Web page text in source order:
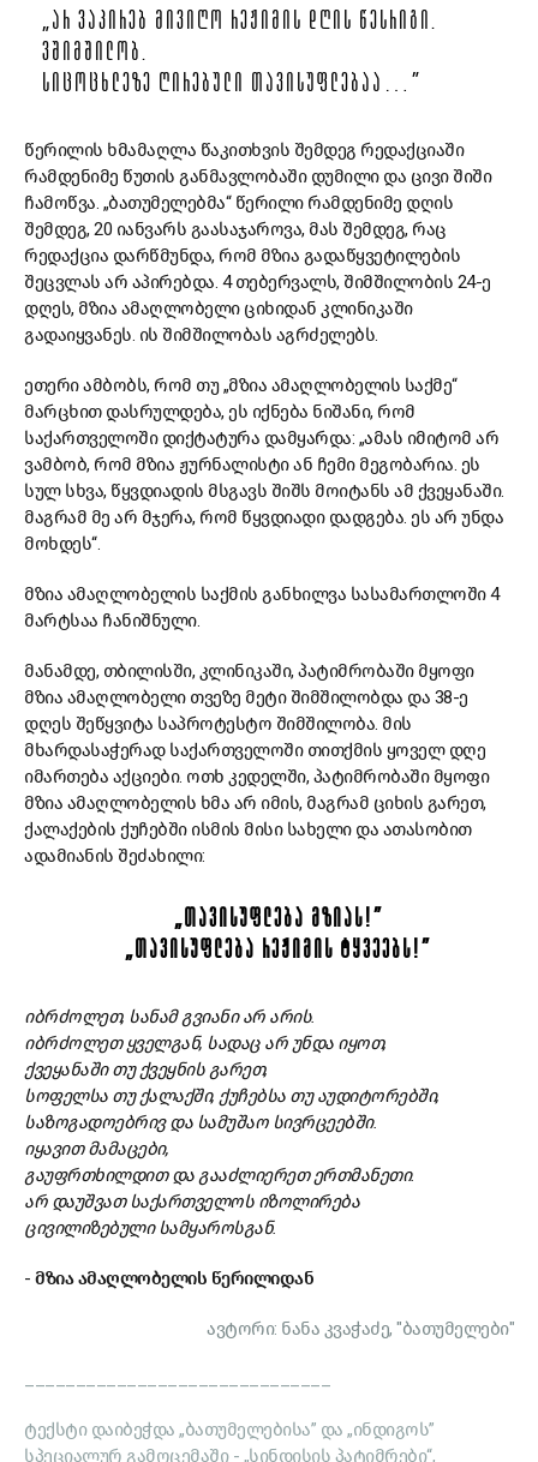
„ᲐᲠ ᲕᲐᲞᲘᲠᲔᲑ ᲛᲘᲕᲘᲦᲝ ᲠᲔᲟᲘᲛᲘᲡ ᲓᲦᲘᲡ ᲬᲔᲡᲠᲘᲒᲘ.
ᲕᲨᲘᲛᲨᲘᲚᲝᲑ.
ᲡᲘᲪᲝᲪᲮᲚᲔᲖᲔ ᲦᲘᲠᲔᲑᲣᲚᲘ ᲗᲐᲕᲘᲡᲣᲤᲚᲔᲑᲐᲐ…”
წერილის ხმამაღლა წაკითხვის შემდეგ რედაქციაში
რამდენიმე წუთის განმავლობაში დუმილი და ცივი შიში
ჩამოწვა. „ბათუმელებმა“ წერილი რამდენიმე დღის
შემდეგ, 20 იანვარს გაასაჯაროვა, მას შემდეგ, რაც
რედაქცია დარწმუნდა, რომ მზია გადაწყვეტილების
შეცვლას არ აპირებდა. 4 თებერვალს, შიმშილობის 24-ე
დღეს, მზია ამაღლობელი ციხიდან კლინიკაში
გადაიყვანეს. ის შიმშილობას აგრძელებს.
ეთერი ამბობს, რომ თუ „მზია ამაღლობელის საქმე“
მარცხით დასრულდება, ეს იქნება ნიშანი, რომ
საქართველოში დიქტატურა დამყარდა: „ამას იმიტომ არ
ვამბობ, რომ მზია ჟურნალისტი ან ჩემი მეგობარია. ეს
სულ სხვა, წყვდიადის მსგავს შიშს მოიტანს ამ ქვეყანაში.
მაგრამ მე არ მჯერა, რომ წყვდიადი დადგება. ეს არ უნდა
მოხდეს“.
მზია ამაღლობელის საქმის განხილვა სასამართლოში 4
მარტსაა ჩანიშნული.
მანამდე, თბილისში, კლინიკაში, პატიმრობაში მყოფი
მზია ამაღლობელი თვეზე მეტი შიმშილობდა და 38-ე
დღეს შეწყვიტა საპროტესტო შიმშილობა. მის
მხარდასაჭერად საქართველოში თითქმის ყოველ დღე
იმართება აქციები. ოთხ კედელში, პატიმრობაში მყოფი
მზია ამაღლობელის ხმა არ იმის, მაგრამ ციხის გარეთ,
ქალაქების ქუჩებში ისმის მისი სახელი და ათასობით
ადამიანის შეძახილი:
„ᲗᲐᲕᲘᲡᲣᲤᲚᲔᲑᲐ ᲛᲖᲘᲐᲡ!”
„ᲗᲐᲕᲘᲡᲣᲤᲚᲔᲑᲐ ᲠᲔᲟᲘᲛᲘᲡ ᲢᲧᲕᲔᲔᲑᲡ!”
იბრძოლეთ, სანამ გვიანი არ არის.
იბრძოლეთ ყველგან, სადაც არ უნდა იყოთ,
ქვეყანაში თუ ქვეყნის გარეთ,
სოფელსა თუ ქალაქში, ქუჩებსა თუ აუდიტორებში,
საზოგადოებრივ და სამუშაო სივრცეებში.
იყავით მამაცები,
გაუფრთხილდით და გააძლიერეთ ერთმანეთი.
არ დაუშვათ საქართველოს იზოლირება
ცივილიზებული სამყაროსგან.
- მზია ამაღლობელის წერილიდან
ავტორი: ნანა კვაჭაძე, "ბათუმელები"
ტექსტი დაიბეჭდა „ბათუმელებისა” და „ინდიგოს”
სპეციალურ გამოცემაში - „სინდისის პატიმრები“,